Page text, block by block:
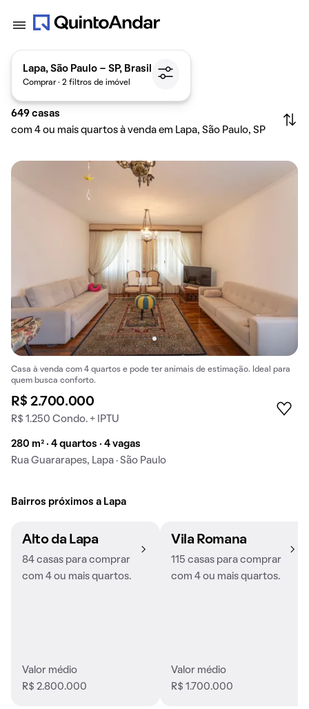
Lapa, São Paulo - SP, Brasil
Comprar · 2 filtros de imóvel
649 casas
com 4 ou mais quartos à venda em Lapa, São Paulo, SP
Casa à venda com 4 quartos e pode ter animais de estimação. Ideal para
quem busca conforto.
R$ 2.700.000
R$ 1.250 Condo. + IPTU
280 m² · 4 quartos · 4 vagas
Rua Guararapes, Lapa · São Paulo
Bairros próximos a Lapa
Alto da Lapa
84 casas para comprar
com 4 ou mais quartos.
Valor médio
R$ 2.800.000
Vila Romana
115 casas para comprar
com 4 ou mais quartos.
Valor médio
R$ 1.700.000